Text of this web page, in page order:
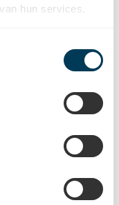
hun services.